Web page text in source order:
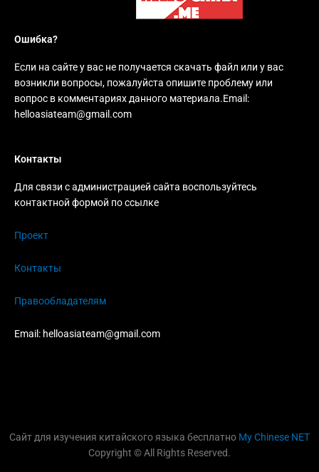
Ошибка?
Если на сайте у вас не получается скачать файл или у вас
возникли вопросы, пожалуйста опишите проблему или
вопрос в комментариях данного материала.Email:
helloasiateam@gmail.com
Контакты
Для связи с администрацией сайта воспользуйтесь
контактной формой по ссылке
Проект
Контакты
Правообладателям
Email: helloasiateam@gmail.com
Сайт для изучения китайского языка бесплатно My Chinese NET
Copyright © All Rights Reserved.